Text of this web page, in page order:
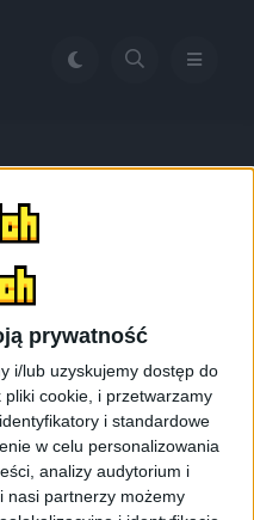
prywatność
i/lub uzyskujemy dostęp do
cookie, i przetwarzamy
i standardowe
w celu personalizowania
analizy audytorium i
nasi partnerzy możemy
Galaxy